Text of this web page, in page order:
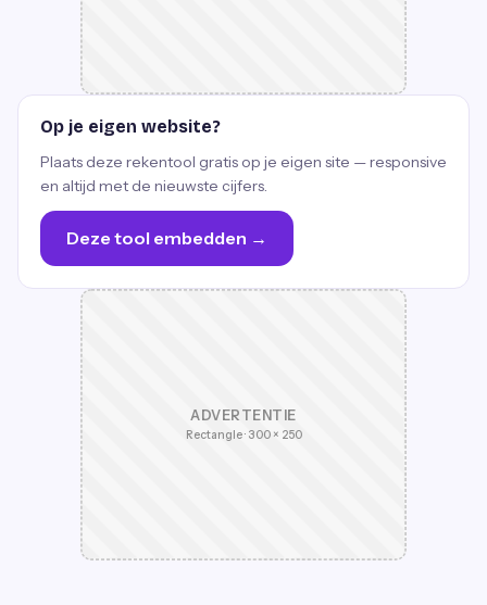
Op je eigen website?
Plaats deze rekentool gratis op je eigen site — responsive
en altijd met de nieuwste cijfers.
Deze tool embedden →
ADVERTENTIE
Rectangle · 300 × 250